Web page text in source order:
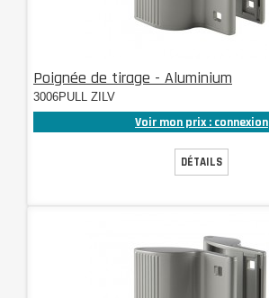
Poignée de tirage - Aluminium
3006PULL ZILV
Voir mon prix : connexion
DÉTAILS